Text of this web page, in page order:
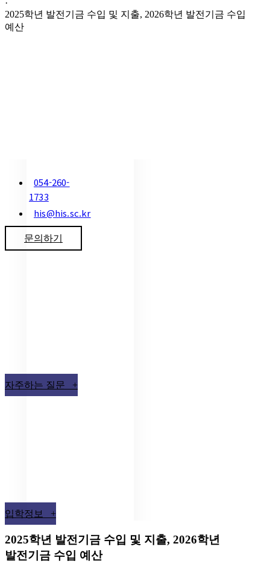
·
2025학년 발전기금 수입 및 지출, 2026학년 발전기금 수입
예산
054-260-
1733
his@his.sc.kr
문의하기
자주하는 질문 +
입학정보 +
2025학년 발전기금 수입 및 지출, 2026학년
발전기금 수입 예산